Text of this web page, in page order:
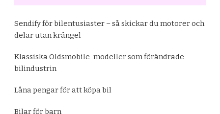
Sendify för bilentusiaster – så skickar du motorer och
delar utan krångel
Klassiska Oldsmobile-modeller som förändrade
bilindustrin
Låna pengar för att köpa bil
Bilar för barn